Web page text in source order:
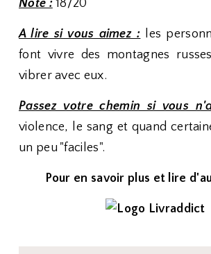
Note :18/20
A lire si vous aimez : les
font vivre des montagnes
vibrer avec eux.
Passez votre chemin si vous
violence, le sang et quand
un peu "faciles".
Pour en savoir plus et lire